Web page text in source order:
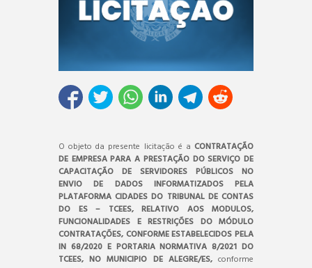
O objeto da presente licitação é a CONTRATAÇÃO
DE EMPRESA PARA A PRESTAÇÃO DO SERVIÇO DE
CAPACITAÇÃO DE SERVIDORES PÚBLICOS NO
ENVIO DE DADOS INFORMATIZADOS PELA
PLATAFORMA CIDADES DO TRIBUNAL DE CONTAS
DO ES – TCEES, RELATIVO AOS MODULOS,
FUNCIONALIDADES E RESTRIÇÕES DO MÓDULO
CONTRATAÇÕES, CONFORME ESTABELECIDOS PELA
IN 68/2020 E PORTARIA NORMATIVA 8/2021 DO
TCEES, NO MUNICIPIO DE ALEGRE/ES, conforme